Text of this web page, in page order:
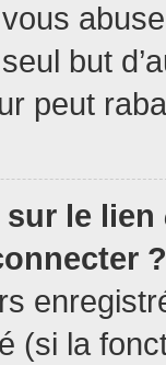
vous
but
peut
le lien
?
(si la